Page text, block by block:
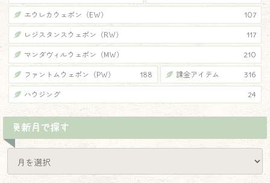
エウレカウェポン（EW） 107
レジスタンスウェポン（RW） 117
マンダヴィルウェポン（MW） 210
ファントムウェポン（PW） 188 課金アイテム 316
ハウジング 24
更新月で探す